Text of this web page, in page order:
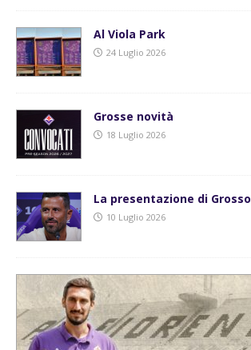
Al Viola Park
24 Luglio 2026
Grosse novità
18 Luglio 2026
La presentazione di Grosso
10 Luglio 2026